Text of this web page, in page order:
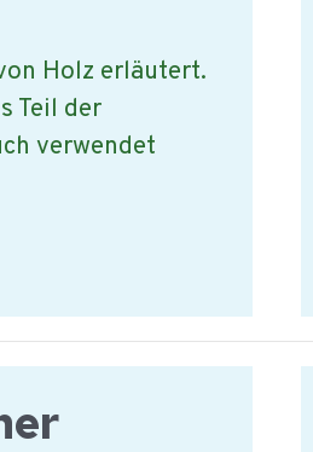
Holz erläutert.
Teil der
verwendet